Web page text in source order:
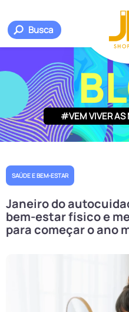
Busca
#VEM VIVER AS
SAÚDE E BEM-ESTAR
Janeiro do
bem-estar físico e
para começar o ano